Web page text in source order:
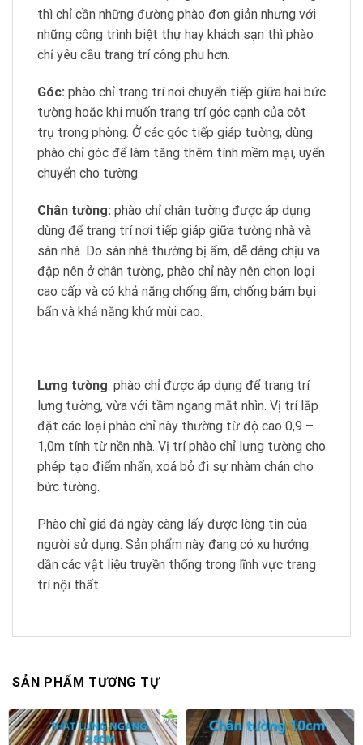
thì chỉ cần những đường phào đơn giản nhưng với
những công trình biệt thự hay khách sạn thì phào
chỉ yêu cầu trang trí công phu hơn.
Góc: phào chỉ trang trí nơi chuyển tiếp giữa hai bức
tường hoặc khi muốn trang trí góc cạnh của cột
trụ trong phòng. Ở các góc tiếp giáp tường, dùng
phào chỉ góc để làm tăng thêm tính mềm mại, uyển
chuyển cho tường.
Chân tường: phào chỉ chân tường được áp dụng
dùng để trang trí nơi tiếp giáp giữa tường nhà và
sàn nhà. Do sàn nhà thường bị ẩm, dễ dàng chịu va
đập nên ở chân tường, phào chỉ này nên chọn loại
cao cấp và có khả năng chống ẩm, chống bám bụi
bẩn và khả năng khử mùi cao.
Lưng tường: phào chỉ được áp dụng để trang trí
lưng tường, vừa với tầm ngang mắt nhìn. Vị trí lắp
đặt các loại phào chỉ này thường từ độ cao 0,9 –
1,0m tính từ nền nhà. Vị trí phào chỉ lưng tường cho
phép tạo điểm nhấn, xoá bỏ đi sự nhàm chán cho
bức tường.
Phào chỉ giá đá ngày càng lấy được lòng tin của
người sử dụng. Sản phẩm này đang có xu hướng
dần các vật liệu truyền thống trong lĩnh vực trang
trí nội thất.
SẢN PHẨM TƯƠNG TỰ